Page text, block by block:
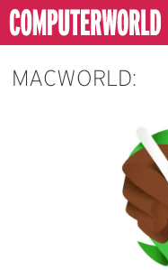
MACWORLD: